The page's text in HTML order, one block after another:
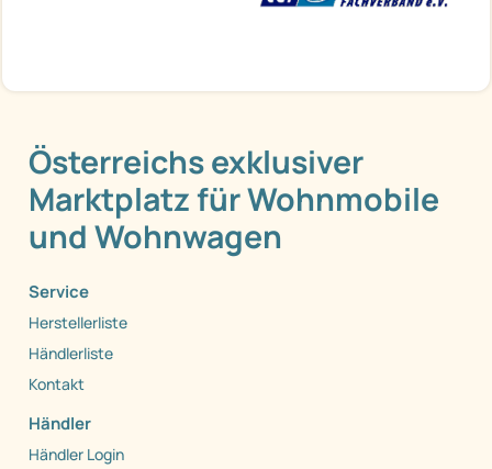
Österreichs exklusiver
Marktplatz für Wohnmobile
und Wohnwagen
Service
Herstellerliste
Händlerliste
Kontakt
Händler
Händler Login